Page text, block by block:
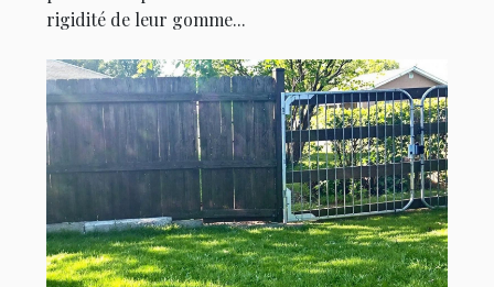
rigidité de leur gomme...